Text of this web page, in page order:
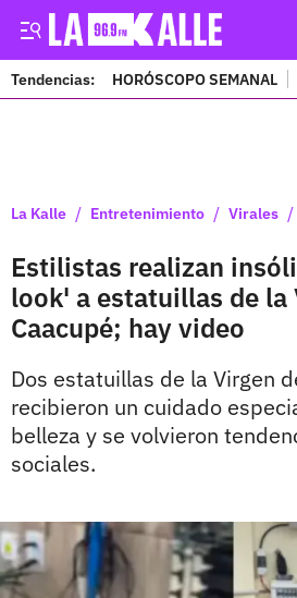
Tendencias: HORÓSCOPO SEMANAL
La Kalle / Entretenimiento / Virales /
Estilistas realizan
look' a estatuillas de la
Caacupé; hay video
Dos estatuillas de la Virgen
recibieron un cuidado
belleza y se volvieron
sociales.